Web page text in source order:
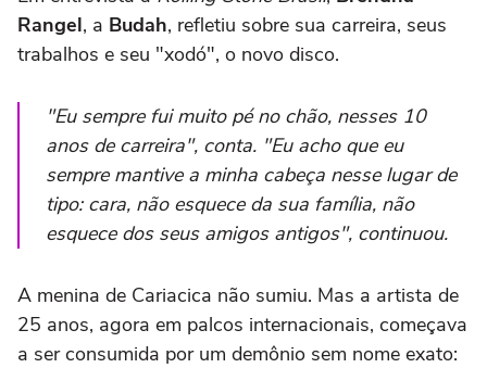
Rangel, a Budah, refletiu sobre sua carreira, seus
trabalhos e seu "xodó", o novo disco.
"Eu sempre fui muito pé no chão, nesses 10
anos de carreira", conta. "Eu acho que eu
sempre mantive a minha cabeça nesse lugar de
tipo: cara, não esquece da sua família, não
esquece dos seus amigos antigos", continuou.
A menina de Cariacica não sumiu. Mas a artista de
25 anos, agora em palcos internacionais, começava
a ser consumida por um demônio sem nome exato: